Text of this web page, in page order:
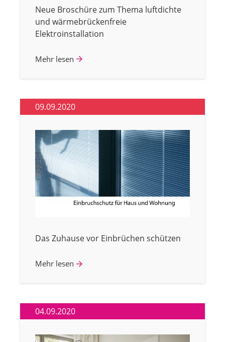
Neue Broschüre zum Thema luftdichte
und wärmebrückenfreie
Elektroinstallation
Mehr lesen
09.09.2020
Das Zuhause vor Einbrüchen schützen
Mehr lesen
04.09.2020